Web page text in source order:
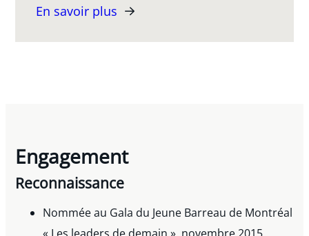
En savoir plus
Engagement
Reconnaissance
Nommée au Gala du Jeune Barreau de Montréal
« Les leaders de demain », novembre 2015